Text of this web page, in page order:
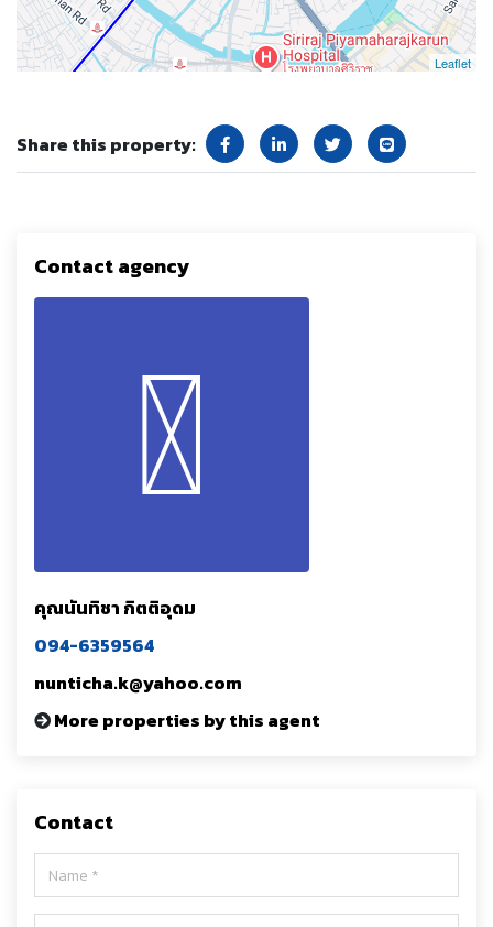
Leaflet
Share this property:
Contact agency
คุณนันทิชา กิตติอุดม
094-6359564
nunticha.k@yahoo.com
More properties by this agent
Contact